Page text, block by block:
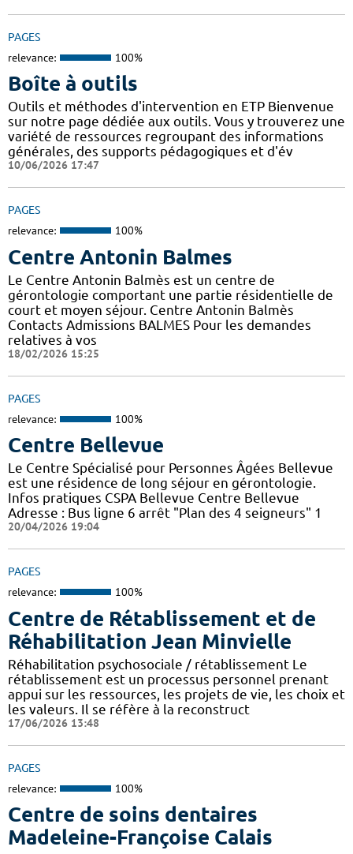
PAGES
relevance: 100%
Boîte à outils
Outils et méthodes d'intervention en ETP Bienvenue
sur notre page dédiée aux outils. Vous y trouverez une
variété de ressources regroupant des informations
générales, des supports pédagogiques et d'év
10/06/2026 17:47
PAGES
relevance: 100%
Centre Antonin Balmes
Le Centre Antonin Balmès est un centre de
gérontologie comportant une partie résidentielle de
court et moyen séjour. Centre Antonin Balmès
Contacts Admissions BALMES Pour les demandes
relatives à vos
18/02/2026 15:25
PAGES
relevance: 100%
Centre Bellevue
Le Centre Spécialisé pour Personnes Âgées Bellevue
est une résidence de long séjour en gérontologie.
Infos pratiques CSPA Bellevue Centre Bellevue
Adresse : Bus ligne 6 arrêt "Plan des 4 seigneurs" 1
20/04/2026 19:04
PAGES
relevance: 100%
Centre de Rétablissement et de
Réhabilitation Jean Minvielle
Réhabilitation psychosociale / rétablissement Le
rétablissement est un processus personnel prenant
appui sur les ressources, les projets de vie, les choix et
les valeurs. Il se réfère à la reconstruct
17/06/2026 13:48
PAGES
relevance: 100%
Centre de soins dentaires
Madeleine-Françoise Calais